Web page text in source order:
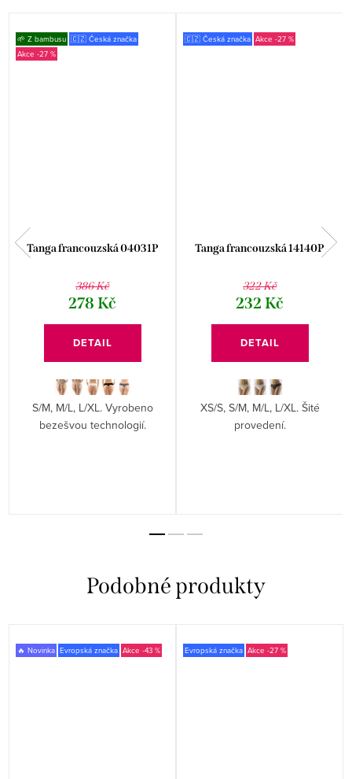
🌱 Z bambusu 🇨🇿 Česká značka
-27 %
Tanga francouzská 04031P
386 Kč
278 Kč
DETAIL
S/M, M/L, L/XL. Vyrobeno
bezešvou technologií.
🇨🇿 Česká značka -27 %
Tanga francouzská 14140P
322 Kč
232 Kč
DETAIL
XS/S, S/M, M/L, L/XL. Šité
provedení.
🔥 Novinka Evropská značka -43 % Evropská značka -27 %